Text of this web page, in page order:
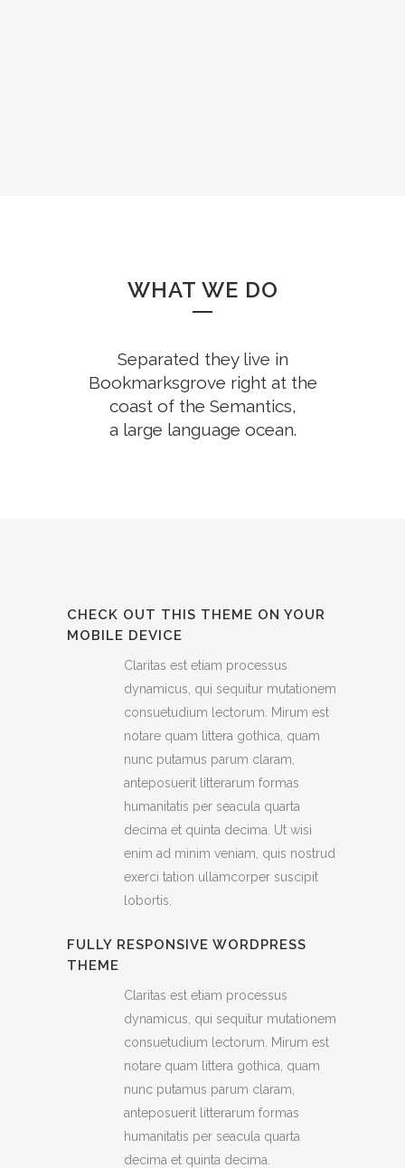
WHAT WE DO
Separated they live in
Bookmarksgrove right at the
coast of the Semantics,
a large language ocean.
CHECK OUT THIS THEME ON YOUR
MOBILE DEVICE
Claritas est etiam processus
dynamicus, qui sequitur mutationem
consuetudium lectorum. Mirum est
notare quam littera gothica, quam
nunc putamus parum claram,
anteposuerit litterarum formas
humanitatis per seacula quarta
decima et quinta decima. Ut wisi
enim ad minim veniam, quis nostrud
exerci tation ullamcorper suscipit
lobortis.
FULLY RESPONSIVE WORDPRESS
THEME
Claritas est etiam processus
dynamicus, qui sequitur mutationem
consuetudium lectorum. Mirum est
notare quam littera gothica, quam
nunc putamus parum claram,
anteposuerit litterarum formas
humanitatis per seacula quarta
decima et quinta decima.